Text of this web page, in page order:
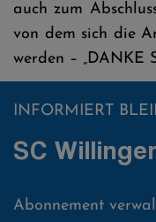
auch zum
von dem sich die
werden – „DANKE
INFORMIERT
SC
Abonnement